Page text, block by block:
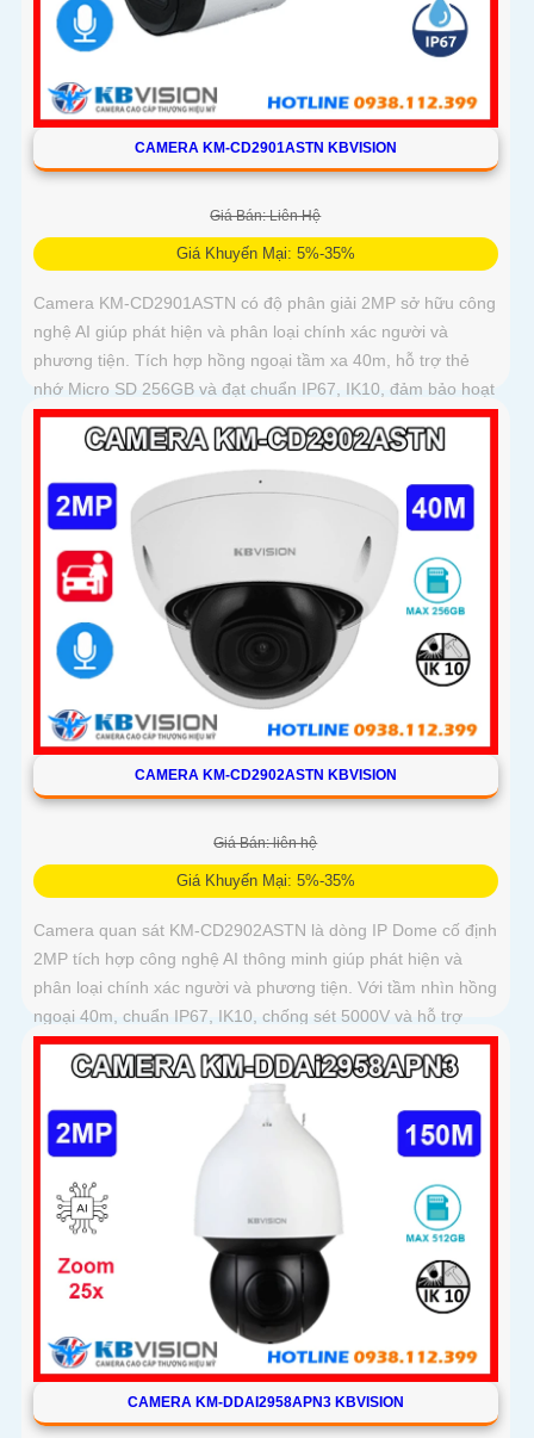
CAMERA KM-CD2901ASTN KBVISION
Giá Bán: Liên Hệ
Giá Khuyến Mại: 5%-35%
Camera KM-CD2901ASTN có độ phân giải 2MP sở hữu công
nghệ AI giúp phát hiện và phân loại chính xác người và
phương tiện. Tích hợp hồng ngoại tầm xa 40m, hỗ trợ thẻ
nhớ Micro SD 256GB và đạt chuẩn IP67, IK10, đảm bảo hoạt
động bền bỉ trong mọi điều kiện môi trường
CAMERA KM-CD2902ASTN KBVISION
Giá Bán: liên hệ
Giá Khuyến Mại: 5%-35%
Camera quan sát KM-CD2902ASTN là dòng IP Dome cố định
2MP tích hợp công nghệ AI thông minh giúp phát hiện và
phân loại chính xác người và phương tiện. Với tầm nhìn hồng
ngoại 40m, chuẩn IP67, IK10, chống sét 5000V và hỗ trợ
PoE, camera hoạt động ổn định trong mọi điều kiện môi
trường
CAMERA KM-DDAI2958APN3 KBVISION